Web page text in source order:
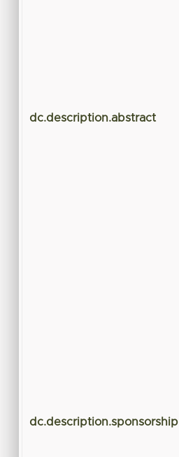
dc.description.abstract
dc.description.sponsorship